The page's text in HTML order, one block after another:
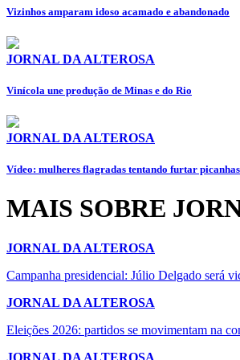
Vizinhos amparam idoso acamado e abandonado
JORNAL DA ALTEROSA
Vinícola une produção de Minas e do Rio
JORNAL DA ALTEROSA
Vídeo: mulheres flagradas tentando furtar picanhas
MAIS SOBRE
JORNAL DA ALTEROSA
Campanha presidencial: Júlio Delgado será
JORNAL DA ALTEROSA
Eleições 2026: partidos se movimentam na
JORNAL DA ALTEROSA